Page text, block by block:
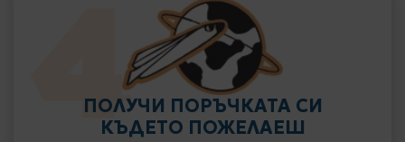
ПОЛУЧИ ПОРЪЧКАТА СИ
КЪДЕТО ПОЖЕЛАЕШ